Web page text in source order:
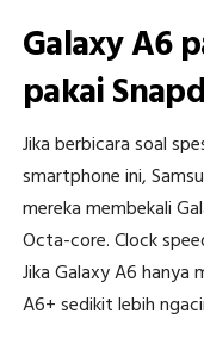
Galaxy A6
pakai
Jika berbicara soal
smartphone ini,
mereka membekali
Octa-core. Clock
Jika Galaxy A6 hanya
A6+ sedikit lebih